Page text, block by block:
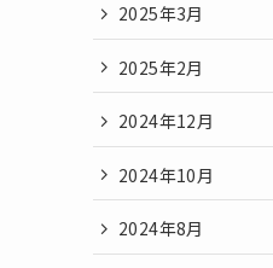
2025年3月
2025年2月
2024年12月
2024年10月
2024年8月